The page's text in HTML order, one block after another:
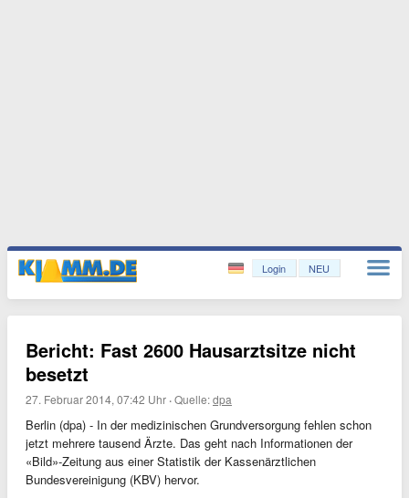
Login NEU
Bericht: Fast 2600 Hausarztsitze nicht
besetzt
27. Februar 2014, 07:42 Uhr ·Quelle:dpa
Berlin (dpa) - In der medizinischen Grundversorgung fehlen schon
jetzt mehrere tausend Ärzte. Das geht nach Informationen der
«Bild»-Zeitung aus einer Statistik der Kassenärztlichen
Bundesvereinigung (KBV) hervor.